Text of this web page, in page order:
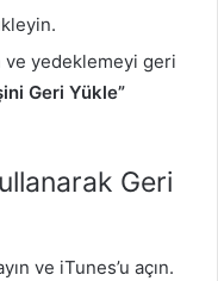
ve yedeklemeyi geri
Geri Yükle”
Geri
ve iTunes’u açın.